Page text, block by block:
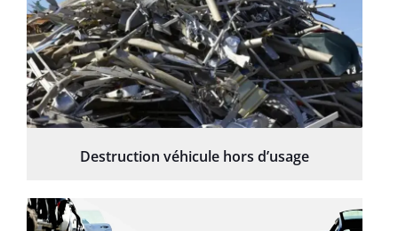
Destruction véhicule hors d’usage